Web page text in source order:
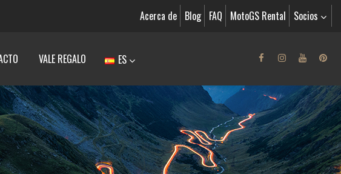
Acerca de Blog FAQ MotoGS Rental Socios
VALE REGALO ES